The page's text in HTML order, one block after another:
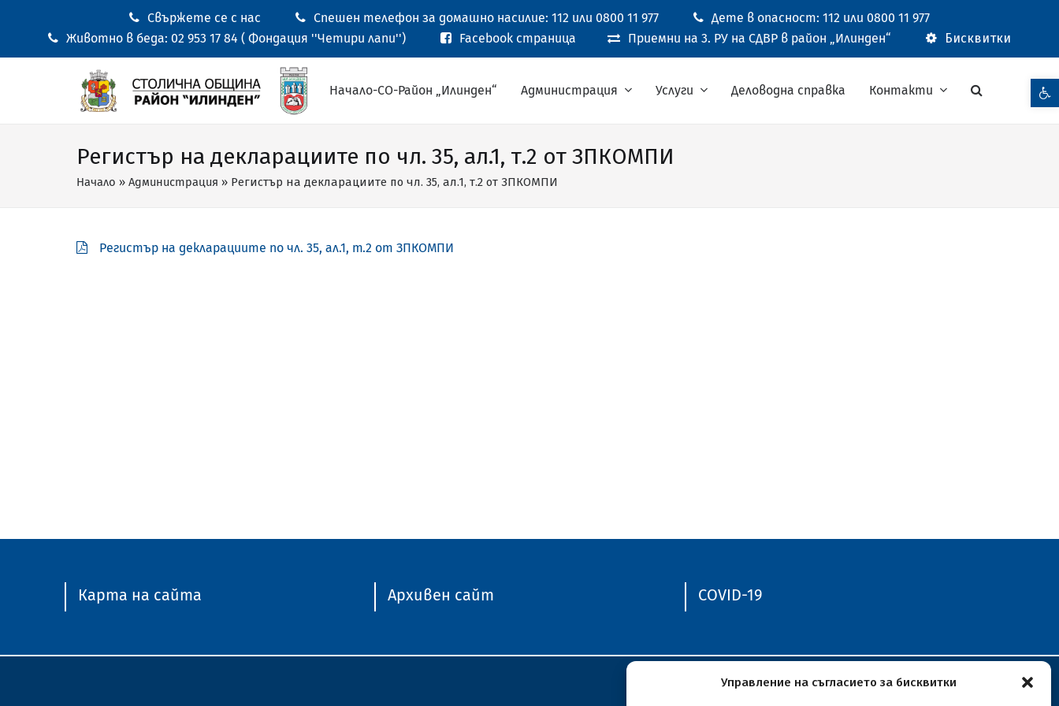
Управление на съгласието за бисквитки
Свържете се с нас Спешен телефон за домашно насилие: 112 или 0800 11 977
Дете в опасност: 112 или 0800 11 977
Животно в беда: 02 953 17 84 ( Фондация ''Четири лапи'')
Facebook страница Приемни на 3. РУ на СДВР в район „Илинден“ Бисквитки
Начало-СО-Район „Илинден“ Администрация Услуги Деловодна справка Контакти
Регистър на декларациите по чл. 35, ал.1, т.2 от ЗПКОМПИ
Начало » Администрация » Регистър на декларациите по чл. 35, ал.1, т.2 от ЗПКОМПИ
Регистър на декларациите по чл. 35, ал.1, т.2 от ЗПКОМПИ
Карта на сайта Архивен сайт COVID-19